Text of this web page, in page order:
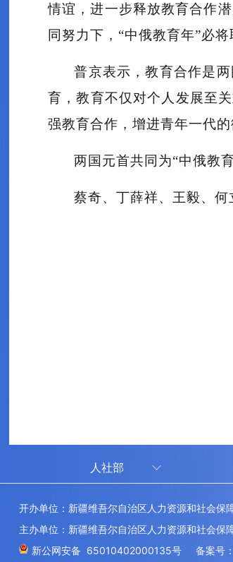
情谊，进一步释放教育合作
同努力下，“中俄教育年”必将
普京表示，教育合作是
育，教育不仅对个人发展至
强教育合作，增进青年一代
两国元首共同为“中俄教
蔡奇、丁薛祥、王毅、何
人社部
技能人才评价工作网
开办单位：新疆维吾尔自治区人力资源和社会
主办单位：新疆维吾尔自治区人力资源和社会
新公网安备 65010402000135号
备案号